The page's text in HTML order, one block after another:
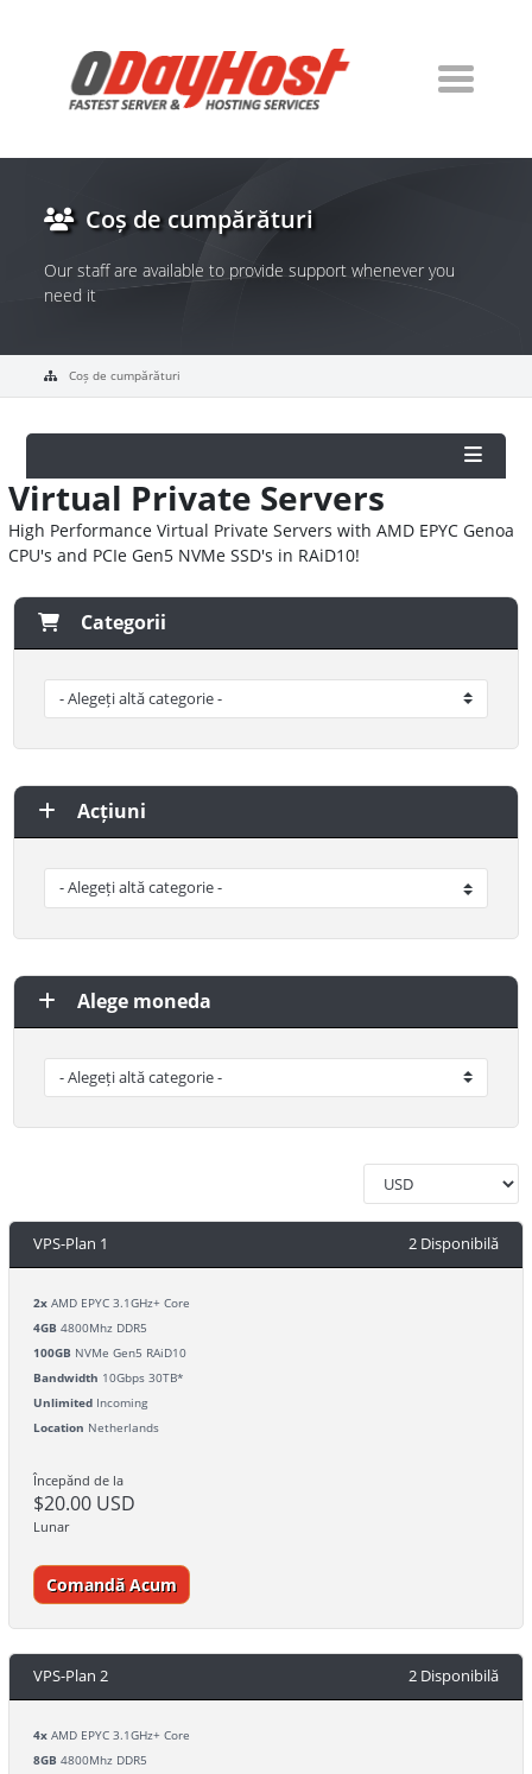
Coș de cumpărături
Our staff are available to provide support whenever you
need it
Coș de cumpărături
Virtual Private Servers
High Performance Virtual Private Servers with AMD EPYC Genoa
CPU's and PCIe Gen5 NVMe SSD's in RAiD10!
Categorii
Acțiuni
Alege moneda
VPS-Plan 1 2 Disponibilă
2x AMD EPYC 3.1GHz+ Core
4GB 4800Mhz DDR5
100GB NVMe Gen5 RAiD10
Bandwidth 10Gbps 30TB*
Unlimited Incoming
Location Netherlands
Începănd de la
$20.00 USD
Lunar
Comandă Acum
VPS-Plan 2 2 Disponibilă
4x AMD EPYC 3.1GHz+ Core
8GB 4800Mhz DDR5